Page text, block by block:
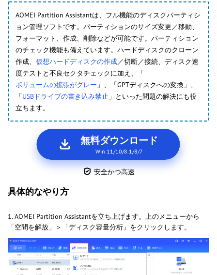
AOMEI Partition Assistantは、フル機能のディスクパーティシ
ョン管理ソフトです。パーティションのサイズ変更／移動、
フォーマット、作成、削除などが可能です。パーティション
のチェック機能も備えています。ハードディスクのクローン
作成、 仮想ハードディスクの作成／切断／接続、ディスク速
度テストと不良セクタチェックに加え、「
ボリュームの拡張がグレー 」、「GPTディスクへの変換」、
「USBドライブの書き込み禁止 」といった問題の解決にも役
立ちます。
無料ダウンロード
Win 11/10/8.1/8/7
安全かつ高速
具体的なやり方
1. AOMEI Partition Assistantを立ち上げます。上のメニューから
「空間を解放」＞「ディスク容量分析」をクリックします。